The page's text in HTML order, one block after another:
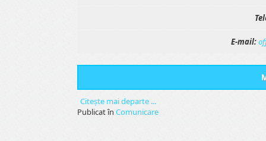
E-mail:
Citeşte mai departe ...
Publicat în Comunicare